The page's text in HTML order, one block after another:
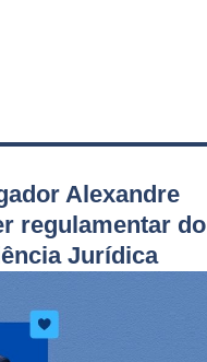
Alexandre
regulamentar do
Jurídica